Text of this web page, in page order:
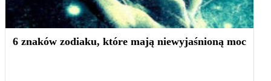
6 znaków zodiaku, które mają niewyjaśnioną moc